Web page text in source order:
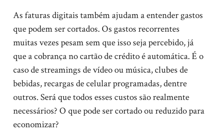
As faturas digitais também ajudam a entender gastos
que podem ser cortados. Os gastos recorrentes
muitas vezes pesam sem que isso seja percebido, já
que a cobrança no cartão de crédito é automática. É o
caso de streamings de vídeo ou música, clubes de
bebidas, recargas de celular programadas, dentre
outros. Será que todos esses custos são realmente
necessários? O que pode ser cortado ou reduzido para
economizar?